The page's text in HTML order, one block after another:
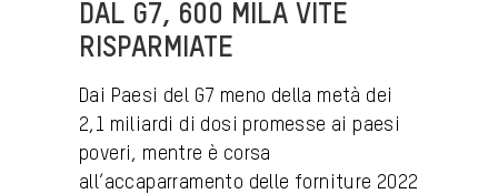
DAL G7, 600 MILA VITE
RISPARMIATE
Dai Paesi del G7 meno della metà dei
2,1 miliardi di dosi promesse ai paesi
poveri, mentre è corsa
all’accaparramento delle forniture 2022